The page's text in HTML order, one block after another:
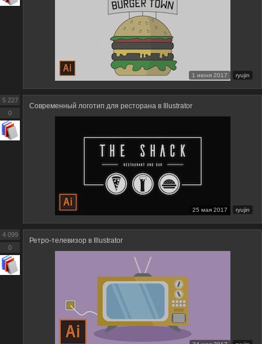
1 июня 2017 ryujin
Современный логотип для ресторана в Illustrator
25 мая 2017 ryujin
5 227
0
Ретро-телевизор в Illustrator
4 099
0